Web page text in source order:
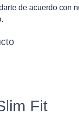
de acuerdo con
Fit